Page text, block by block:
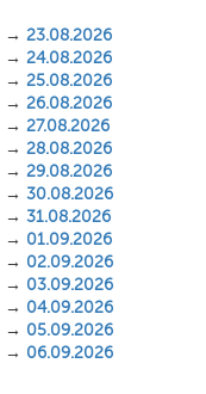
→ 23.08.2026
→ 24.08.2026
→ 25.08.2026
→ 26.08.2026
→ 27.08.2026
→ 28.08.2026
→ 29.08.2026
→ 30.08.2026
→ 31.08.2026
→ 01.09.2026
→ 02.09.2026
→ 03.09.2026
→ 04.09.2026
→ 05.09.2026
→ 06.09.2026